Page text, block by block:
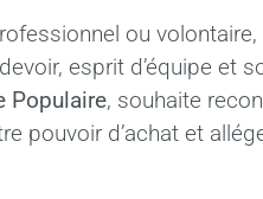
ou
esprit d’équipe et
Populaire, souhaite
pouvoir d’achat et